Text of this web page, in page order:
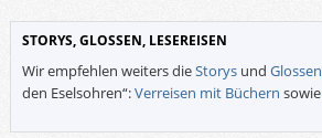
STORYS, GLOSSEN, LESEREISEN
Wir empfehlen weiters dieStorysund Glossen
den Eselsohren“:Verreisen mit Büchern sowie